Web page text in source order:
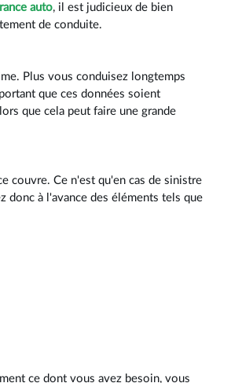
auto, il est judicieux de bien
de conduite.
Plus vous conduisez longtemps
que ces données soient
que cela peut faire une grande
couvre. Ce n'est qu'en cas de sinistre
donc à l'avance des éléments tels que
ce dont vous avez besoin, vous